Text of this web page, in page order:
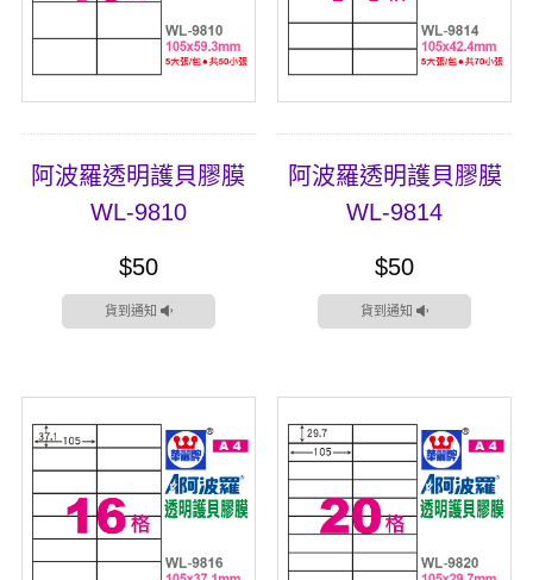
阿波羅透明護貝膠膜
WL-9810
$50
貨到通知
阿波羅透明護貝膠膜
WL-9814
$50
貨到通知